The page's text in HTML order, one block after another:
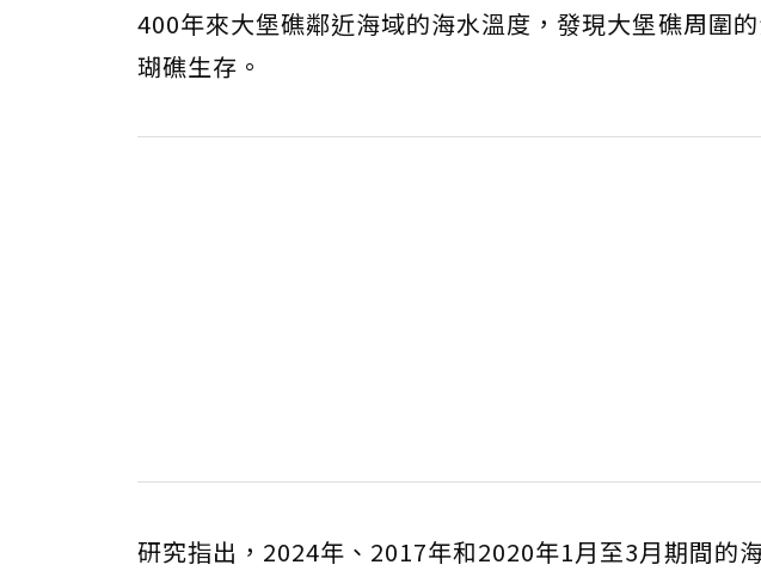
400年來大堡礁鄰近海域的海水溫度，發現大堡礁周圍
瑚礁生存。
研究指出，2024年、2017年和2020年1月至3月期間的